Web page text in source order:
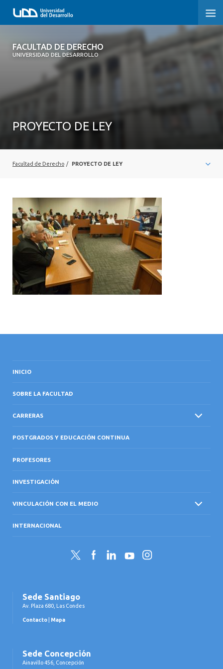
FACULTAD DE DERECHO
UNIVERSIDAD DEL DESARROLLO
FACULTAD DE DERECHO
SOBRE LA FACULTAD
VINCULACIÓN CON EL MEDIO
INTERNACIONAL
PROYECTO DE LEY
Facultad de Derecho / PROYECTO DE LEY
INICIO
SOBRE LA FACULTAD
CARRERAS
POSTGRADOS Y EDUCACIÓN CONTINUA
PROFESORES
INVESTIGACIÓN
VINCULACIÓN CON EL MEDIO
INTERNACIONAL
Twitter FacebookLinkedInYouTubeInstagram
Sede Santiago
Av. Plaza 680, Las Condes
Contacto Mapa
Sede Concepción
Ainavillo 456, Concepción